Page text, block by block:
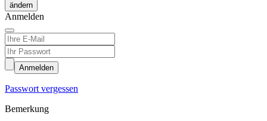
ändern
Anmelden
Anmelden
Passwort vergessen
Bemerkung